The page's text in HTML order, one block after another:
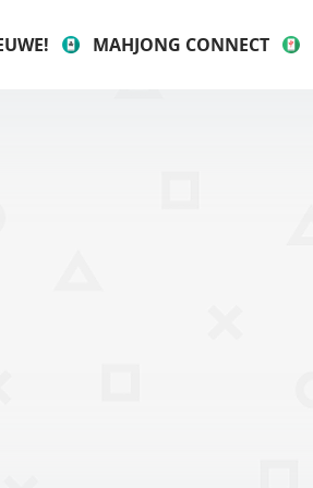
MAHJONG CONNECT